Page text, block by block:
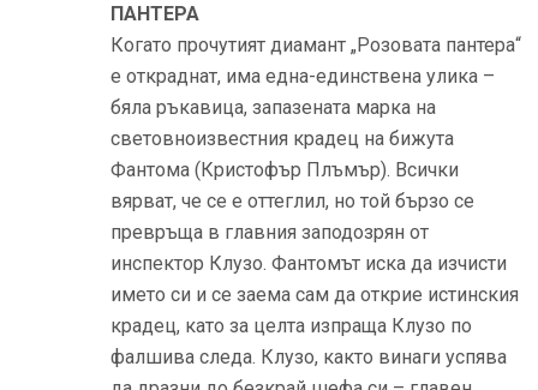
ПАНТЕРА
Когато прочутият диамант „Розовата пантера“
е откраднат, има една-единствена улика –
бяла ръкавица, запазената марка на
световноизвестния крадец на бижута
Фантома (Кристофър Плъмър). Всички
вярват, че се е оттеглил, но той бързо се
превръща в главния заподозрян от
инспектор Клузо. Фантомът иска да изчисти
името си и се заема сам да открие истинския
крадец, като за целта изпраща Клузо по
фалшива следа. Клузо, както винаги успява